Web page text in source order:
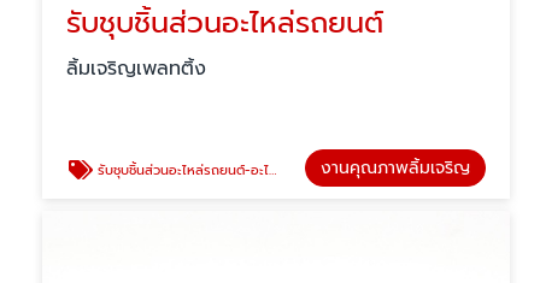
รับชุบชิ้นส่วนอะไหล่รถยนต์
ลิ้มเจริญเพลทติ้ง
รับชุบชิ้นส่วนอะไหล่รถยนต์-อะไหล่มอเตอร์ไซค์-อะไหล่จักรยาน งานคุณภาพลิ้มเจริญ